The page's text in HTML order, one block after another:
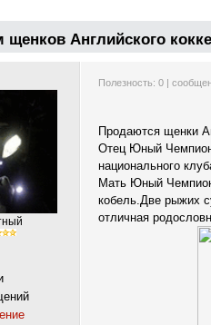
щенков Английского
Полезность: 0|
Продаются щенки
Отец Юный
национального
Мать Юный
кобель.Две рыжих
отличная